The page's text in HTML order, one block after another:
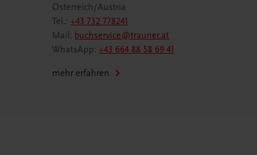
Österreich/Austria
Tel.:+43 732 778241
Mail: buchservice@trauner.at
WhatsApp:+43 664 88 58 69 41
mehr erfahren